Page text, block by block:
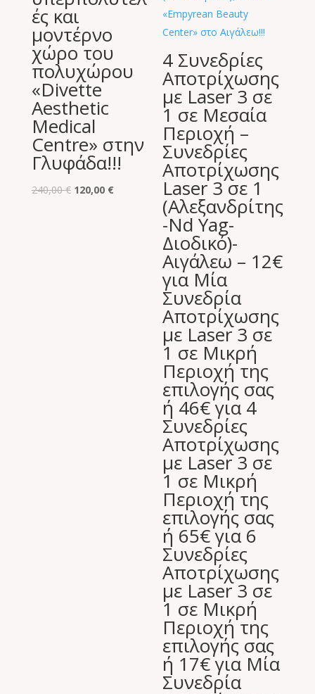
ές και
μοντέρνο
χώρο του
πολυχώρου
«Divette
Aesthetic
Medical
Centre» στην
Γλυφάδα!!!
240,00€ Original
120,00 €Η
4 Συνεδρίες
Αποτρίχωσης
με Laser 3 σε
1 σε Μεσαία
Περιοχή –
Συνεδρίες
Αποτρίχωσης
Laser 3 σε 1
(Αλεξανδρίτης
-Nd Yag-
Διοδικό)-
Αιγάλεω – 12€
για Μία
Συνεδρία
Αποτρίχωσης
με Laser 3 σε
1 σε Μικρή
Περιοχή της
επιλογής σας
ή 46€ για 4
Συνεδρίες
Αποτρίχωσης
με Laser 3 σε
1 σε Μικρή
Περιοχή της
επιλογής σας
ή 65€ για 6
Συνεδρίες
Αποτρίχωσης
με Laser 3 σε
1 σε Μικρή
Περιοχή της
επιλογής σας
ή 17€ για Μία
Συνεδρία